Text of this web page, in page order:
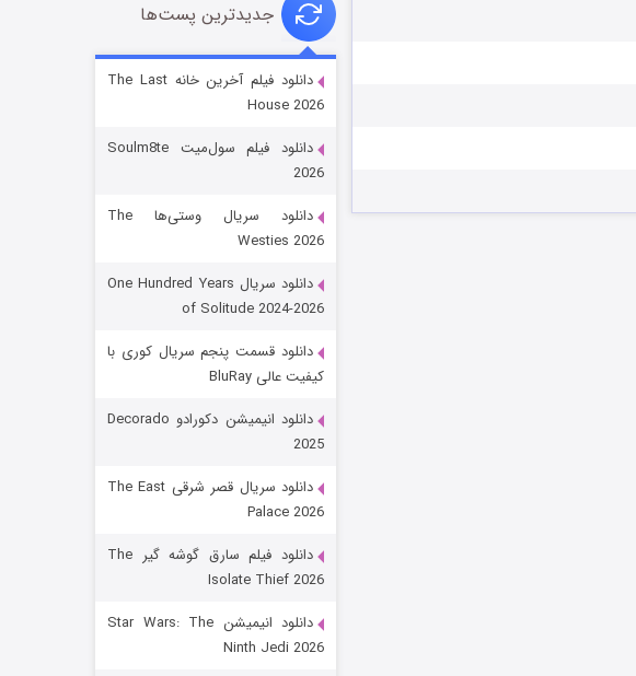
قسمت
رویایی برای تو
قسمت
جدیدترین پست‌ها
دانلود فیلم آخرین خانه The Last
House 2026
دانلود فیلم سول‌میت Soulm8te
2026
دانلود سریال وستی‌ها The
Westies 2026
دانلود سریال One Hundred Years
of Solitude 2024-2026
دانلود قسمت پنجم سریال کوری با
کیفیت عالی BluRay
دانلود انیمیشن دکورادو Decorado
2025
دانلود سریال قصر شرقی The East
Palace 2026
دانلود فیلم سارق گوشه گیر The
Isolate Thief 2026
دانلود انیمیشن Star Wars: The
Ninth Jedi 2026